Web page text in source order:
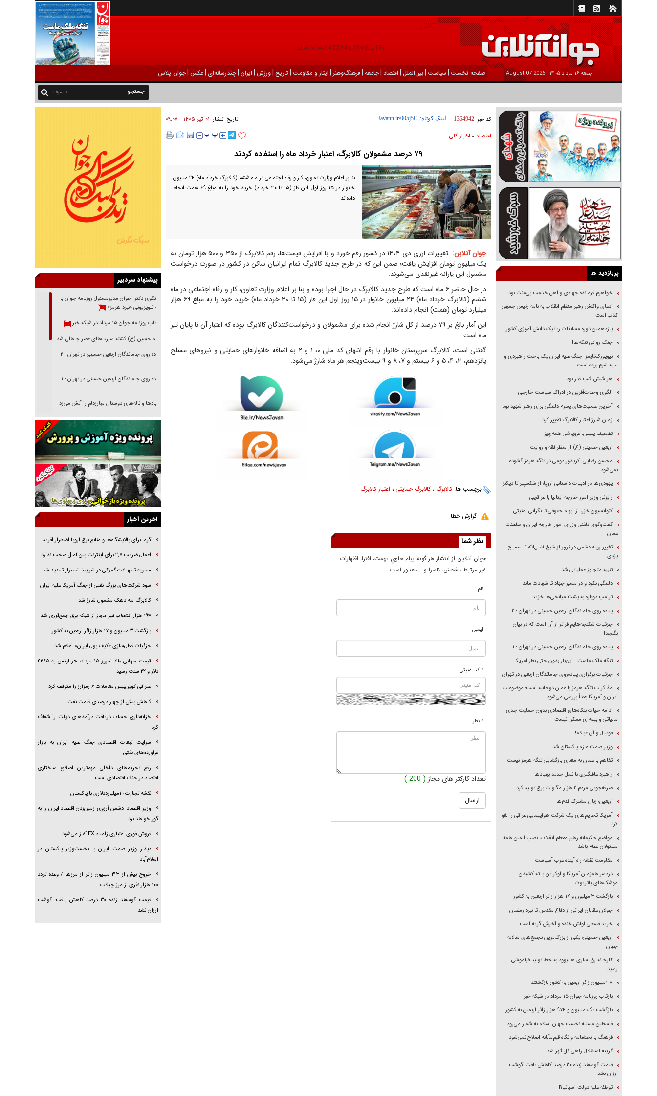
جمعه ۱۶ مرداد ۱۴۰۵ - 2026 August 07 صفحه نخست | سیاست |بين‌الملل | اقتصاد |جامعه |فرهنگ‌و‌هنر | ایثار و مقاومت |تاریخ |ورزش | ايران |چندرسانه‌ای |عکس |جوان پلاس
پیشرفته
کد خبر: 1364942 لینک کوتاه: تاریخ انتشار: ۰۱ تير ۱۴۰۵ - ۰۹:۰۷
اقتصاد» اخبار کلی
۷۹ درصد مشمولان کالابرگ، اعتبار خرداد ماه را استفاده کردند
بنا بر اعلام وزارت تعاون، کار و رفاه اجتماعی در ماه ششم (کالابرگ خرداد ماه) ۲۴ میلیون
خانوار در ۱۵ روز اول این فاز (۱۵ تا ۳۰ خرداد) خرید خود را به مبلغ ۶۹ همت انجام
داده‌اند.
جوان آنلاین:
تغییرات ارزی دی ۱۴۰۴ در کشور رقم خورد و با افزایش قیمت‌ها، رقم کالابرگ از ۳۵۰ و ۵۰۰ هزار تومان به
یک میلیون تومان افزایش یافت؛ ضمن این که در طرح جدید کالابرگ تمام ایرانیان ساکن در کشور در صورت درخواست
مشمول این یارانه غیرنقدی می‌شوند.
در حال حاضر ۶ ماه است که طرح جدید کالابرگ در حال اجرا بوده و بنا بر اعلام وزارت تعاون، کار و رفاه اجتماعی در ماه
ششم (کالابرگ خرداد ماه) ۲۴ میلیون خانوار در ۱۵ روز اول این فاز (۱۵ تا ۳۰ خرداد ماه) خرید خود را به مبلغ ۶۹ هزار
میلیارد تومان (همت) انجام داده‌اند.
این آمار بالغ بر ۷۹ درصد از کل شارژ انجام شده برای مشمولان و درخواست‌کنندگان کالابرگ بوده که اعتبار آن تا پایان تیر
ماه است.
گفتنی است، کالابرگ سرپرستان خانوار با رقم انتهای کد ملی ۰، ۱ و ۲ به اضافه خانوارهای حمایتی و نیروهای مسلح
پانزدهم، ۳، ۴، ۵ و ۶ بیستم و ۷، ۸ و ۹ بیست‌وپنجم هر ماه شارژ می‌شود.
برچسب ها:کالابرگ ،کالابرگ حمایتی ، اعتبار کالابرگ
گزارش خطا
نظر شما
جوان آنلاين از انتشار هر گونه پيام حاوي تهمت، افترا، اظهارات
غير مرتبط ، فحش، ناسزا و... معذور است
نام
ایمیل
* کد امنیتی
* نظر
تعداد کارکتر های مجاز ( 200 )
پربازدید ها
خواهرم فرمانده جهادی و اهل خدمت بی‌منت بود
ادعای واکنش رهبر معظم انقلاب به نامه رئیس جمهور
کذب است
یازدهمین دوره مسابقات رباتیک دانش آموزی کشور
جنگ روانی تنگه‌ها!
نیویورک‌تایمز: جنگ علیه ایران یک باخت راهبردی و
مایه شرم بوده است
هر شبش شب قدر بود
الگوی وحدت‌آفرین در ادراک سیاست خارجی
آخرین صحبت‌های پسرم دلتنگی برای رهبر شهید بود
زمان شارژ اعتبار کالابرگ تغییر کرد
تضعیف پلیس، فروپاشی همه‌چیز
اربعین حسینی (ع) از منظر فقه و روایت
محسن رضایی: کریدور دومی در تنگه هرمز گشوده
نمی‌شود
یهودی‌ها در ادبیات داستانی اروپا؛ از شکسپیر تا دیکنز
رایزنی وزیر امور خارجه ایتالیا با عراقچی
کنوانسیون خزر، از ابهام حقوقی تا نگرانی امنیتی
گفت‌وگوی تلفنی وزرای امور خارجه ایران و سلطنت
عمان
تغییر رویه دشمن در ترور از شیخ فضل‌الله تا مصباح
یزدی
تنبیه متجاوز عملیاتی شد
دلتنگی نکرد و در مسیر جهاد تا شهادت ماند
ترامپ دوباره به پشت میانجی‌ها خزید
پیاده روی جاماندگان اربعین حسینی در تهران - ۲
جزئیات شکنجه‌هایم فراتر از آن است که در بیان
بگنجد!
پیاده روی جاماندگان اربعین حسینی در تهران - ۱
تنگه ملک ماست | این‌بار بدون حتی نظر امریکا
جزئیات برگزاری پیاده‌روی جاماندگان اربعین در تهران
مذاکرات تنگه هرمز با عمان دوجانبه است؛ موضوعات
ایران و آمریکا بعداً بررسی می‌شود
ادامه حیات بنگاه‌های اقتصادی بدون حمایت جدی
مالیاتی و بیمه‌ای ممکن نیست
فوتبال و آن «بالا»!
وزیر صمت عازم پاکستان شد
تفاهم با عمان به معنای بازگشایی تنگه هرمز نیست
راهبرد غافلگیری با نسل جدید پهپاد‌ها
صرفه‌جویی مردم ۲ هزار مگاوات برق تولید کرد
اربعین؛ زبان مشترک قدم‌ها
آمریکا تحریم‌های یک شرکت هواپیمایی عراقی را لغو
کرد
مواضع حکیمانه رهبر معظم انقلاب، نصب العین همه
مسئولان نظام باشد
مقاومت نقشه راه آینده غرب آسیاست
دردسر همزمان آمریکا و اوکراین با ته کشیدن
موشک‌های پاتریوت
بازگشت ۳ میلیون و ۱۷ هزار زائر اربعین به کشور
جولان عقابان ایرانی از دفاع مقدس تا نبرد رمضان
خرید قسطی اولش خنده و آخرش گریه است!
اربعین حسینی؛ یکی از بزرگ‌ترین تجمع‌های سالانه
جهان
کارخانه رؤیاسازی هالیوود به خط تولید فراموشی
رسید
۱.۸میلیون زائر اربعین به کشور بازگشتند
بازتاب روزنامه جوان ۱۵ مرداد در شبکه خبر
بازگشت یک میلیون و ۹۷۴ هزار زائر اربعین به کشور
فلسطین مسئله نخست جهان اسلام به شمار می‌رود
فرهنگ با بخشنامه و نگاه قیم‌مآبانه اصلاح نمی‌شود
گزینه استقلال راهی گل گهر شد
قیمت گوسفند زنده ۳۰ درصد کاهش یافت؛ گوشت
ارزان نشد
توطئه علیه دولت اسپانیا؟!
پیشنهاد سردبیر
گفتگوی دکتر اخوان مدیرمسئول روزنامه جوان با
برنامه تلویزیونی «نبرد هرمز»
بازتاب روزنامه جوان ۱۵ مرداد در شبکه خبر
امام حسین (ع) کشته سیرت‌های عصر جاهلی شد
پیاده روی جاماندگان اربعین حسینی در تهران - ۲
پیاده روی جاماندگان اربعین حسینی در تهران - ۱
فریاد‌ها و ناله‌های دوستان مبارزدلم را آتش می‌زد
تغییر رویه دشمن در ترور از شیخ فضل‌الله تا مصباح
خرید قسطی اولش خنده و آخرش گریه است!
فوتبال و آن «بالا»!
راهبرد غافلگیری با نسل جدید پهپاد‌ها
جنجال پزشکان تقلبی در صنعت زیبایی
یهودی‌ها در ادبیات داستانی اروپا؛ از شکسپیر تا
دیکنز
خواهرم فرمانده جهادی و اهل خدمت بی‌منت بود
جزئیات شکنجه‌هایم فراتر از آن است که در بیان
برابر یورش به پاسگاه‌های پلیس
آخرین اخبار
گرما برای پالایشگاه‌ها و منابع برق اروپا اضطرار آفرید
اعمال ضریب ۲.۷ برای اینترنت بین‌الملل صحت ندارد
مصوبه تسهیلات گمرکی در شرایط اضطرار تمدید شد
سود شرکت‌های بزرگ نفتی از جنگ آمریکا علیه ایران
کالابرگ سه دهک مشمول شارژ شد
۱۹۴ هزار انشعاب غیر مجاز از شبکه برق جمع‌آوری شد
بازگشت ۳ میلیون و ۱۷ هزار زائر اربعین به کشور
جزئیات فعال‌سازی «کیف پول ایران» اعلام شد
قیمت جهانی طلا امروز ۱۵ مرداد؛ هر اونس به ۴۲۶۵
دلار و ۲۲ سنت رسید
صرافی کوین‌بیس معاملات ۶ رمزارز را متوقف کرد
کاهش بیش از چهار درصدی قیمت نفت
خزانه‌داری حساب دریافت درآمد‌های دولت را شفاف
کرد
سرایت تبعات اقتصادی جنگ علیه ایران به بازار
فرآورده‌های نفتی
رفع تحریم‌های داخلی مهم‌ترین اصلاح ساختاری
اقتصاد در جنگ اقتصادی است
نقشه تجارت ۱۰میلیارددلاری با پاکستان
وزیر اقتصاد: دشمن آرزوی زمین‌زدن اقتصاد ایران را به
گور خواهد برد
فروش فوری اعتباری زامیاد EX آغاز می‌شود
دیدار وزیر صمت ایران با نخست‌وزیر پاکستان در
اسلام‌آباد
خروج بیش از ۳.۳ میلیون زائر از مرز‌ها / وعده تردد
۱۰۰ هزار نفری از مرز چیلات
قیمت گوسفند زنده ۳۰ درصد کاهش یافت؛ گوشت
ارزان نشد